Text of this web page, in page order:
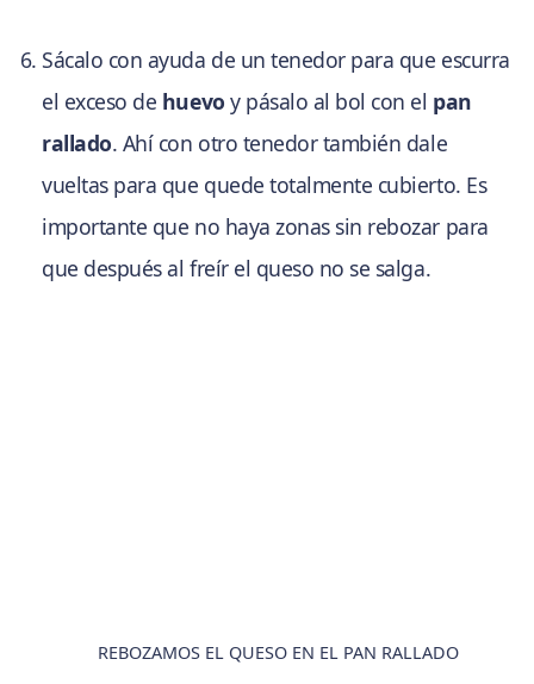
Sácalo con ayuda de un tenedor para que escurra
el exceso de huevo y pásalo al bol con el pan
rallado. Ahí con otro tenedor también dale
vueltas para que quede totalmente cubierto. Es
importante que no haya zonas sin rebozar para
que después al freír el queso no se salga.
REBOZAMOS EL QUESO EN EL PAN RALLADO